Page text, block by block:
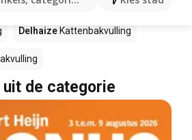
Delhaize Kattenbakvulling
de categorie